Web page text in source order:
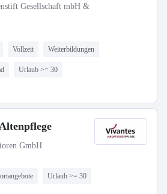
Gesellschaft mbH &
Vollzeit Weiterbildungen
Urlaub >= 30
GmbH
Urlaub >= 30